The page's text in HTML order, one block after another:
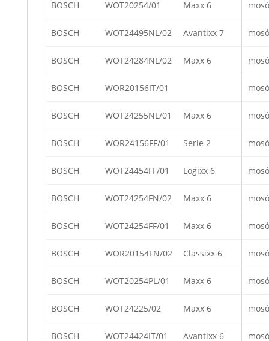
BOSCH WOT20254/01 Maxx 6
BOSCH WOT24495NL/02 Avantixx 7
BOSCH WOT24284NL/02 Maxx 6
BOSCH WOR20156IT/01
BOSCH WOT24255NL/01 Maxx 6
BOSCH WOR24156FF/01 Serie 2
BOSCH WOT24454FF/01 Logixx 6
BOSCH WOT24254FN/02 Maxx 6
BOSCH WOT24254FF/01 Maxx 6
BOSCH WOR20154FN/02 Classixx 6
BOSCH WOT20254PL/01 Maxx 6
BOSCH WOT24225/02 Maxx 6
BOSCH WOT24424IT/01 Avantixx 6